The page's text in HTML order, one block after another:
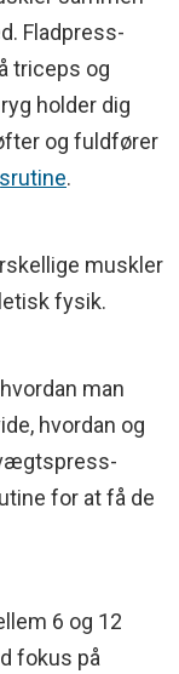
Fladpress-
triceps og
holder dig
og fuldfører
.
muskler
fysik.
man
hvordan og
for at få de
6 og 12
fokus på